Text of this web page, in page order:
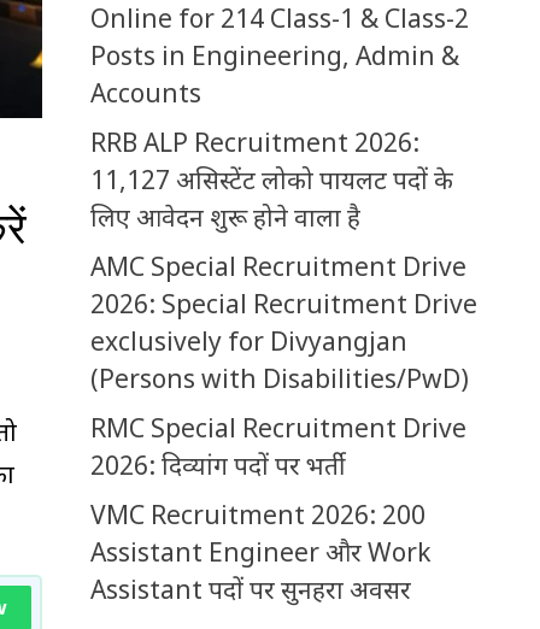
Online for 214 Class-1 & Class-2
Posts in Engineering, Admin &
Accounts
RRB ALP Recruitment 2026:
11,127 असिस्टेंट लोको पायलट पदों के
लिए आवेदन शुरू होने वाला है
AMC Special Recruitment Drive
2026: Special Recruitment Drive
exclusively for Divyangjan
(Persons with Disabilities/PwD)
RMC Special Recruitment Drive
2026: दिव्यांग पदों पर भर्ती
VMC Recruitment 2026: 200
Assistant Engineer और Work
Assistant पदों पर सुनहरा अवसर